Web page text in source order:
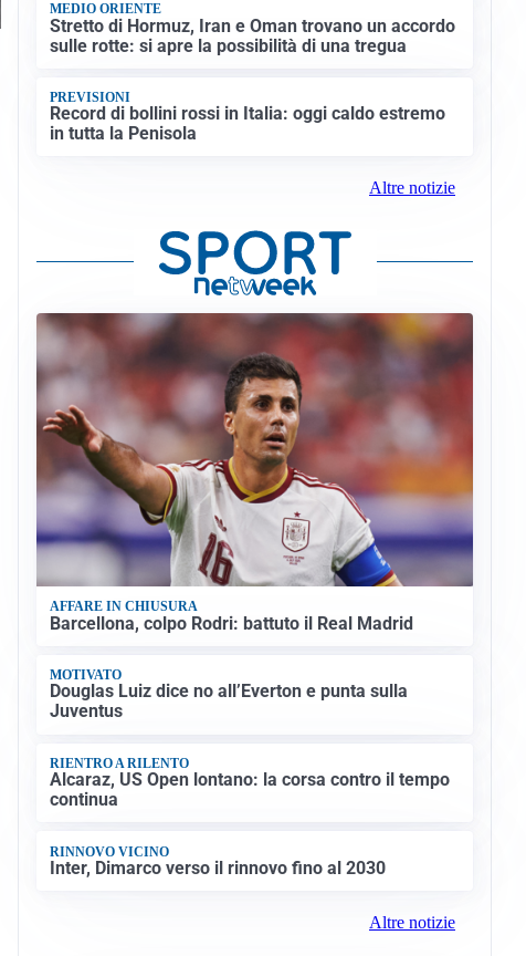
MEDIO ORIENTE
Stretto di Hormuz, Iran e Oman trovano un accordo
sulle rotte: si apre la possibilità di una tregua
PREVISIONI
Record di bollini rossi in Italia: oggi caldo estremo
in tutta la Penisola
Altre notizie
AFFARE IN CHIUSURA
Barcellona, colpo Rodri: battuto il Real Madrid
MOTIVATO
Douglas Luiz dice no all’Everton e punta sulla
Juventus
RIENTRO A RILENTO
Alcaraz, US Open lontano: la corsa contro il tempo
continua
RINNOVO VICINO
Inter, Dimarco verso il rinnovo fino al 2030
Altre notizie